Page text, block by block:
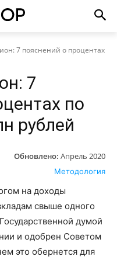
7 пояснений о процентах
7
по
рублей
Обновлено: Апрель 2020
Методология
на доходы
свыше одного
думой
и одобрен Советом
это обернется для